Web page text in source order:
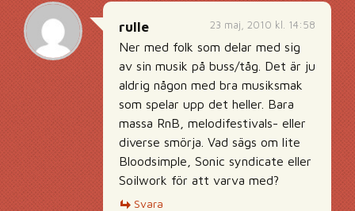
23 maj, 2010 kl. 14:58
rulle
Ner med folk som delar med sig
av sin musik på buss/tåg. Det är ju
aldrig någon med bra musiksmak
som spelar upp det heller. Bara
massa RnB, melodifestivals- eller
diverse smörja. Vad sägs om lite
Bloodsimple, Sonic syndicate eller
Soilwork för att varva med?
Svara